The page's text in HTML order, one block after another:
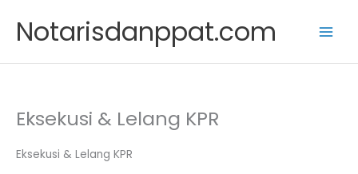
content
Notarisdanppat.com
Eksekusi & Lelang KPR
Eksekusi & Lelang KPR